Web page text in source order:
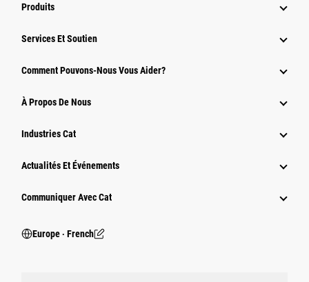
Produits
Services Et Soutien
Comment Pouvons-Nous Vous Aider?
À Propos De Nous
Industries Cat
Actualités Et Événements
Communiquer Avec Cat
Europe ‧ French